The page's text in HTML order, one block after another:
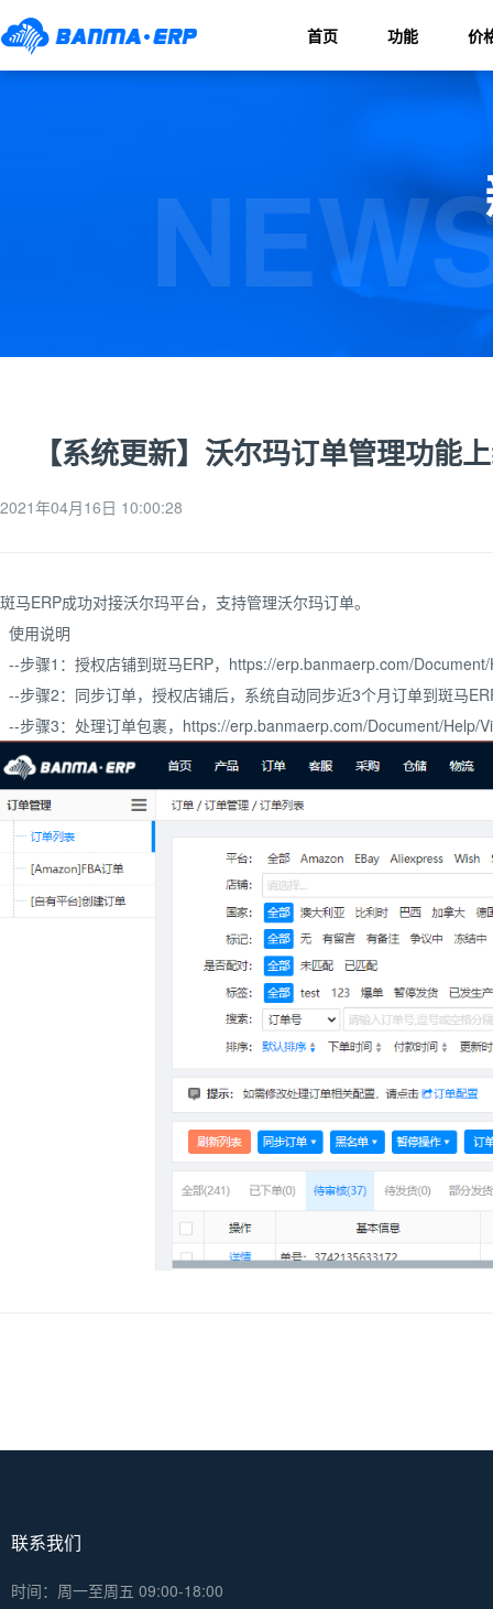
首页 功能 价
【系统更新】沃尔玛订单管理功能
2021年04月16日 10:00:28
斑马ERP成功对接沃尔玛平台，支持管理沃尔玛订单。
使用说明
--步骤1：授权店铺到斑马ERP，https://erp.banmaerp.com/
--步骤2：同步订单，授权店铺后，系统自动同步近3个月订单到斑马
--步骤3：处理订单包裹，https://erp.banmaerp.com/Document/
联系我们
时间：周一至周五 09:00-18:00